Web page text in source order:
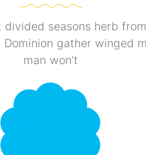
seasons herb
Dominion gather winged
man won’t